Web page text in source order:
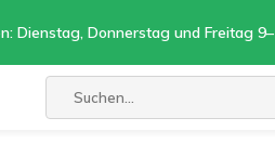
Dienstag, Donnerstag und Freitag